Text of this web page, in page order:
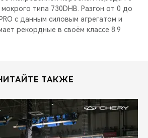
типа 730DHB. Разгон от 0 до
c данным силовым агрегатом и
рекордные в своём классе 8.9
ТАКЖЕ